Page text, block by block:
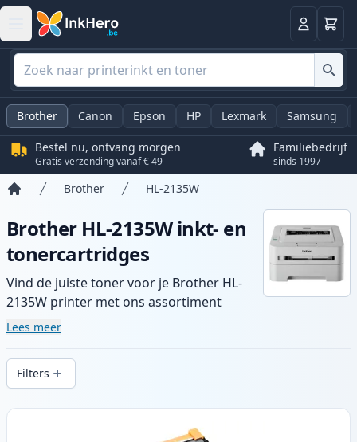
Log in
Brother Canon Epson HP Lexmark Samsung
Bestel nu, ontvang morgen
Gratis verzending vanaf € 49
Familiebedrijf
sinds 1997
Brother HL-2135W
Brother HL-2135W inkt- en
tonercartridges
Vind de juiste toner voor je Brother HL-
2135W printer met ons assortiment
compatibele en high-yield cartridges.
snelle levering vanuit lokale voorraad in .
Lees meer
Filters
Producten